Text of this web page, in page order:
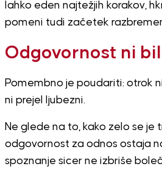
lahko eden najtežjih korakov,
pomeni tudi začetek
Odgovornost ni
Pomembno je poudariti: otrok
ni prejel ljubezni.
Ne glede na to, kako zelo se je
odgovornost za odnos ostaja
spoznanje sicer ne izbriše